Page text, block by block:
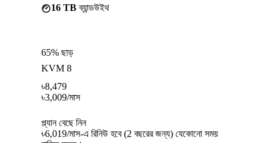
16 TBব্যান্ডউইথ
65% ছাড়
KVM 8
৳8,479
৳3,009/মাস
প্ল্যান বেছে নিন
৳6,019/মাস-এ রিনিউ হবে (2 বছরের জন্য) যেকোনো সময়